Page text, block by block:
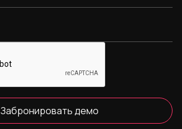
Забронировать демо